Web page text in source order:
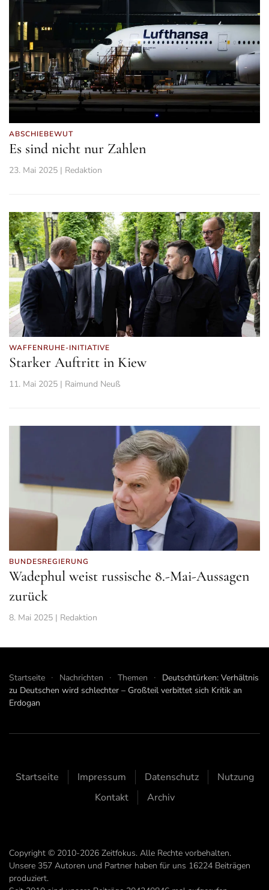
ABSCHIEBEWUT
Es sind nicht nur Zahlen
23. Mai 2025 | Redaktion
WAFFENRUHE-INITIATIVE
Starker Auftritt in Kiew
11. Mai 2025 | Raimund Neuß
BUNDESREGIERUNG
Wadephul weist russische 8.-Mai-Aussagen
zurück
8. Mai 2025 | Redaktion
Startseite Nachrichten Themen
Deutschtürken: Verhältnis
zu Deutschen wird schlechter – Großteil verbittet sich Kritik an
Erdogan
Startseite Impressum Datenschutz
Nutzung
Kontakt
Archiv
Copyright © 2010-2026 Zeitfokus. Alle Rechte vorbehalten.
Unsere 357 Autoren und Partner haben für uns 16224 Beiträgen
produziert.